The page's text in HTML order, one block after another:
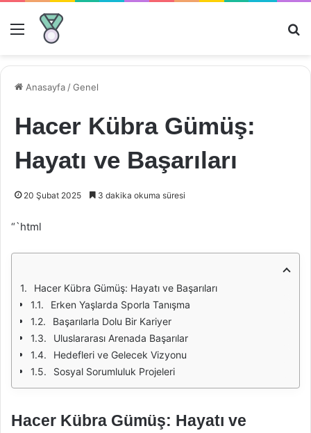
Menü
Anasayfa /Genel
Hacer Kübra Gümüş:
Hayatı ve Başarıları
20 Şubat 2025 3 dakika okuma süresi
“`html
Hacer Kübra Gümüş: Hayatı ve Başarıları
Erken Yaşlarda Sporla Tanışma
Başarılarla Dolu Bir Kariyer
Uluslararası Arenada Başarılar
Hedefleri ve Gelecek Vizyonu
Sosyal Sorumluluk Projeleri
Hacer Kübra Gümüş: Hayatı ve